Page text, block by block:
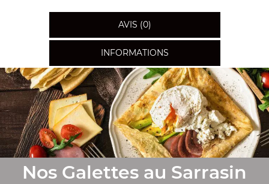
AVIS (0)
INFORMATIONS
Nos Galettes au Sarrasin